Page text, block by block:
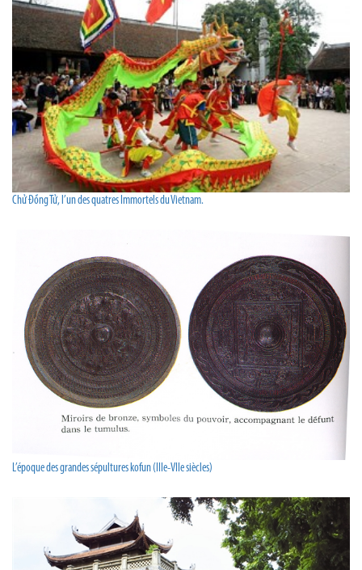
Chử Đồng Tử, l’un des quatres Immortels du Vietnam.
L’époque des grandes sépultures kofun (IIIe-VIIe siècles)